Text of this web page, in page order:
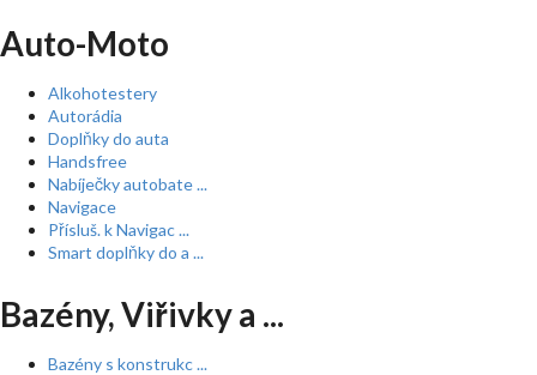
Auto-Moto
Alkohotestery
Autorádia
Doplňky do auta
Handsfree
Nabíječky autobate ...
Navigace
Přísluš. k Navigac ...
Smart doplňky do a ...
Bazény, Viřivky a ...
Bazény s konstrukc ...